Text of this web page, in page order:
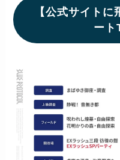
【公式サイト
ート